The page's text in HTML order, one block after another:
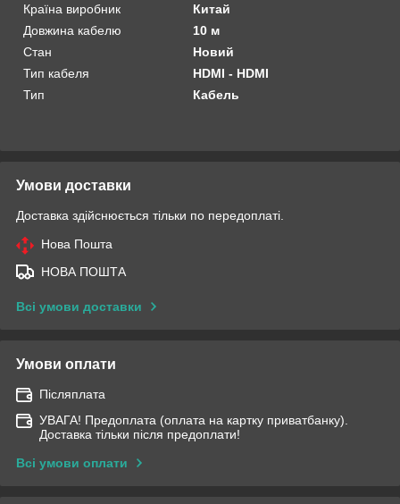
Країна виробник
Китай
Довжина кабелю
10 м
Стан
Новий
Тип кабеля
HDMI - HDMI
Тип
Кабель
Умови доставки
Доставка здійснюється тільки по передоплаті.
Нова Пошта
НОВА ПОШТА
Всі умови доставки
Умови оплати
Післяплата
УВАГА! Предоплата (оплата на картку приватбанку).
Доставка тільки після предоплати!
Всі умови оплати